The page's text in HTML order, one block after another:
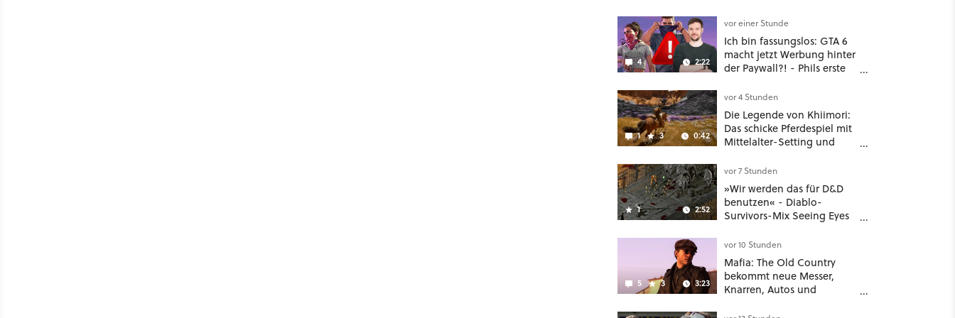
4 2:22
vor einer Stunde
Ich bin fassungslos: GTA 6
macht jetzt Werbung hinter
der Paywall?! - Phils erste
Deal
1 3 0:42
vor 4 Stunden
Die Legende von Khiimori:
Das schicke Pferdespiel mit
Mittelalter-Setting und
noch größer und
gefährlicher
1 2:52
vor 7 Stunden
»Wir werden das für D&D
benutzen« - Diablo-
Survivors-Mix Seeing Eyes
nützliches Map-Tool
5 3 3:23
vor 10 Stunden
Mafia: The Old Country
bekommt neue Messer,
Knarren, Autos und